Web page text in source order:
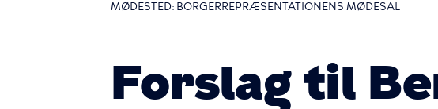
MØDESTED: BORGERREPRÆSENTATIONENS MØDESAL
Forslag til